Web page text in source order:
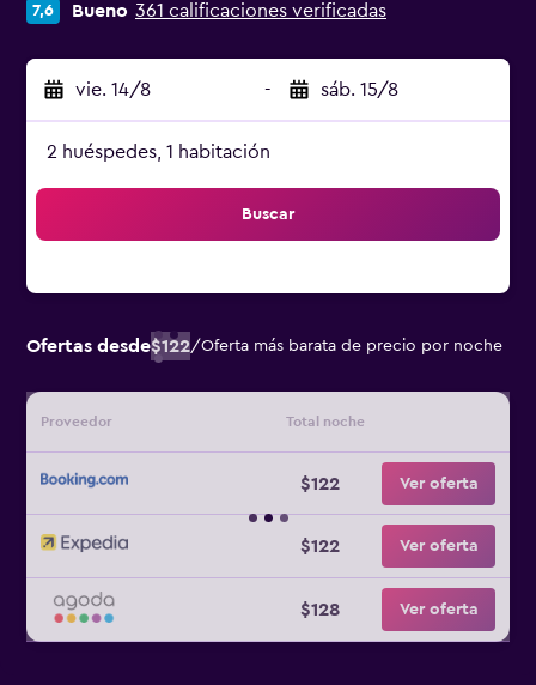
7,6 Bueno 361 calificaciones verificadas
vie. 14/8 - sáb. 15/8
2 huéspedes, 1 habitación
Buscar
Ofertas desde$122/Oferta más barata de precio por noche
Proveedor Total noche
$122 Ver oferta
$122 Ver oferta
$128 Ver oferta